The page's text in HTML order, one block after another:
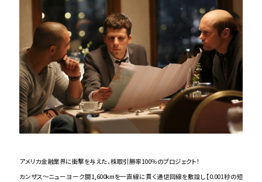
アメリカ金融業界に衝撃を与えた、株取引勝率100％のプロジェクト！
カンザス～ニューヨーク間1,600kmを一直線に貫く通信回線を敷設し【0.001秒の短